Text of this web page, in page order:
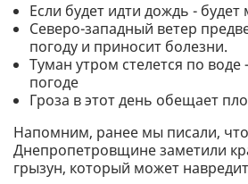
Если будет идти дождь - будет
Северо-западный ветер
погоду и приносит болезни.
Туман утром стелется по воде
погоде
Гроза в этот день обещает
Напомним, ранее мы писали,
Днепропетровщине заметили
грызун, который может